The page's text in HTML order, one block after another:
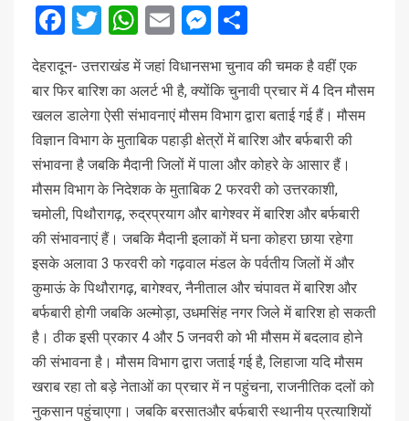
Facebook
Twitter
WhatsApp
EmailMessenger
देहरादून- उत्तराखंड में जहां विधानसभा चुनाव की चमक है वहीं एक
बार फिर बारिश का अलर्ट भी है, क्योंकि चुनावी प्रचार में 4 दिन मौसम
खलल डालेगा ऐसी संभावनाएं मौसम विभाग द्वारा बताई गई हैं। मौसम
विज्ञान विभाग के मुताबिक पहाड़ी क्षेत्रों में बारिश और बर्फबारी की
संभावना है जबकि मैदानी जिलों में पाला और कोहरे के आसार हैं।
मौसम विभाग के निदेशक के मुताबिक 2 फरवरी को उत्तरकाशी,
चमोली, पिथौरागढ़, रुद्रप्रयाग और बागेश्वर में बारिश और बर्फबारी
की संभावनाएं हैं। जबकि मैदानी इलाकों में घना कोहरा छाया रहेगा
इसके अलावा 3 फरवरी को गढ़वाल मंडल के पर्वतीय जिलों में और
कुमाऊं के पिथौरागढ़, बागेश्वर, नैनीताल और चंपावत में बारिश और
बर्फबारी होगी जबकि अल्मोड़ा, उधमसिंह नगर जिले में बारिश हो सकती
है। ठीक इसी प्रकार 4 और 5 जनवरी को भी मौसम में बदलाव होने
की संभावना है। मौसम विभाग द्वारा जताई गई है, लिहाजा यदि मौसम
खराब रहा तो बड़े नेताओं का प्रचार में न पहुंचना, राजनीतिक दलों को
नुकसान पहुंचाएगा। जबकि बरसातऔर बर्फबारी स्थानीय प्रत्याशियों